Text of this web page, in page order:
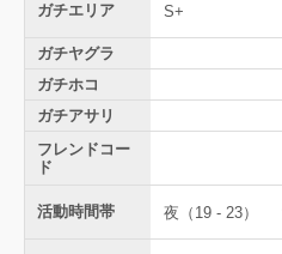
ガチエリア S+
ガチヤグラ
ガチホコ
ガチアサリ
フレンドコー
ド
活動時間帯 夜（19 - 23）